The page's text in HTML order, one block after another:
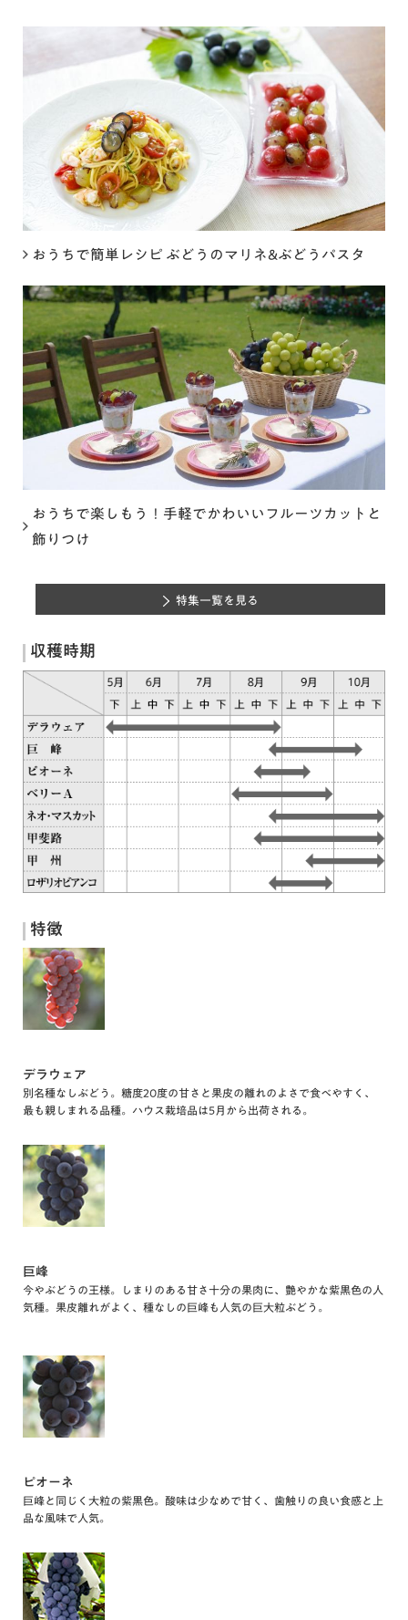
おうちで簡単レシピ ぶどうのマリネ&ぶどうパスタ
おうちで楽しもう！手軽でかわいいフルーツカットと
飾りつけ
特集一覧を見る
収穫時期
特徴
デラウェア
別名種なしぶどう。糖度20度の甘さと果皮の離れのよさで食べやすく、
最も親しまれる品種。ハウス栽培品は5月から出荷される。
巨峰
今やぶどうの王様。しまりのある甘さ十分の果肉に、艶やかな紫黒色の人
気種。果皮離れがよく、種なしの巨峰も人気の巨大粒ぶどう。
ピオーネ
巨峰と同じく大粒の紫黒色。酸味は少なめで甘く、歯触りの良い食感と上
品な風味で人気。